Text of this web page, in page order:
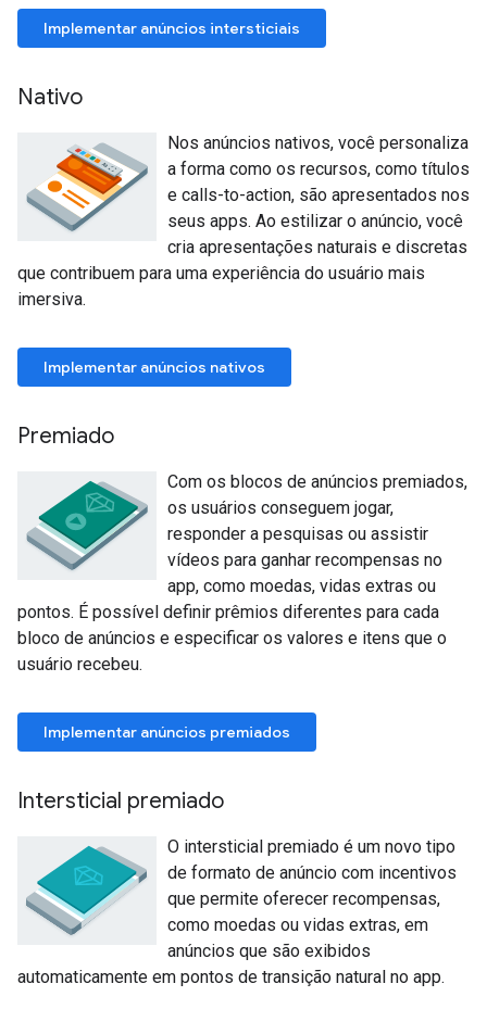
Implementar anúncios intersticiais
Nativo
Nos anúncios nativos, você personaliza
a forma como os recursos, como títulos
e calls-to-action, são apresentados nos
seus apps. Ao estilizar o anúncio, você
cria apresentações naturais e discretas
que contribuem para uma experiência do usuário mais
imersiva.
Implementar anúncios nativos
Premiado
Com os blocos de anúncios premiados,
os usuários conseguem jogar,
responder a pesquisas ou assistir
vídeos para ganhar recompensas no
app, como moedas, vidas extras ou
pontos. É possível definir prêmios diferentes para cada
bloco de anúncios e especificar os valores e itens que o
usuário recebeu.
Implementar anúncios premiados
Intersticial premiado
O intersticial premiado é um novo tipo
de formato de anúncio com incentivos
que permite oferecer recompensas,
como moedas ou vidas extras, em
anúncios que são exibidos
automaticamente em pontos de transição natural no app.